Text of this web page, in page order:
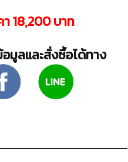
Power
า 18,200 บาท
มูลและสั่งซื้อได้ทาง